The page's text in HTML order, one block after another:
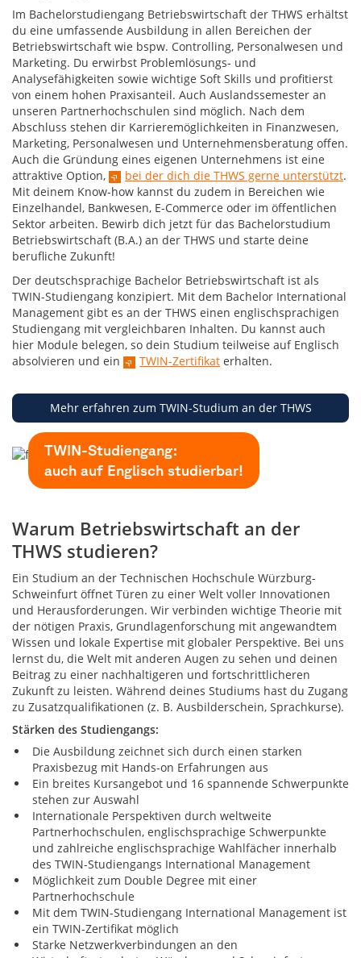
Im Bachelorstudiengang Betriebswirtschaft der THWS erhältst
du eine umfassende Ausbildung in allen Bereichen der
Betriebswirtschaft wie bspw. Controlling, Personalwesen und
Marketing. Du erwirbst Problemlösungs- und
Analysefähigkeiten sowie wichtige Soft Skills und profitierst
von einem hohen Praxisanteil. Auch Auslandssemester an
unseren Partnerhochschulen sind möglich. Nach dem
Abschluss stehen dir Karrieremöglichkeiten in Finanzwesen,
Marketing, Personalwesen und Unternehmensberatung offen.
Auch die Gründung eines eigenen Unternehmens ist eine
attraktive Option,
bei der dich die THWS gerne unterstützt.
Mit deinem Know-how kannst du zudem in Bereichen wie
Einzelhandel, Bankwesen, E-Commerce oder im öffentlichen
Sektor arbeiten. Bewirb dich jetzt für das Bachelorstudium
Betriebswirtschaft (B.A.) an der THWS und starte deine
berufliche Zukunft!
Der deutschsprachige Bachelor Betriebswirtschaft ist als
TWIN-Studiengang konzipiert. Mit dem Bachelor International
Management gibt es an der THWS einen englischsprachigen
Studiengang mit vergleichbaren Inhalten. Du kannst auch
hier Module belegen, so dein Studium teilweise auf Englisch
absolvieren und ein
TWIN-Zertifikat erhalten.
Mehr erfahren zum TWIN-Studium an der THWS
TWIN-Studiengang:
auch auf Englisch studierbar!
Warum Betriebswirtschaft an der
THWS studieren?
Ein Studium an der Technischen Hochschule Würzburg-
Schweinfurt öffnet Türen zu einer Welt voller Innovationen
und Herausforderungen. Wir verbinden wichtige Theorie mit
der nötigen Praxis, Grundlagenforschung mit angewandtem
Wissen und lokale Expertise mit globaler Perspektive. Bei uns
lernst du, die Welt mit anderen Augen zu sehen und deinen
Beitrag zu einer nachhaltigeren und fortschrittlicheren
Zukunft zu leisten. Während deines Studiums hast du Zugang
zu Zusatzqualifikationen (z. B. Ausbilderschein, Sprachkurse).
Stärken des Studiengangs:
Die Ausbildung zeichnet sich durch einen starken
Praxisbezug mit Hands-on Erfahrungen aus
Ein breites Kursangebot und 16 spannende Schwerpunkte
stehen zur Auswahl
Internationale Perspektiven durch weltweite
Partnerhochschulen, englischsprachige Schwerpunkte
und zahlreiche englischsprachige Wahlfächer innerhalb
des TWIN-Studiengangs International Management
Möglichkeit zum Double Degree mit einer
Partnerhochschule
Mit dem TWIN-Studiengang International Management ist
ein TWIN-Zertifikat möglich
Starke Netzwerkverbindungen an den